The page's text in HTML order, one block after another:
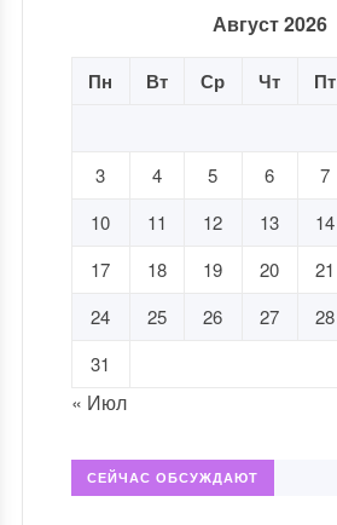
Август 2026
Пн Вт Ср Чт Пт
3
4 5 6 7
10 11 12 13 14
17
18 19 20 21
24
25 26 27 28
31
« Июл
СЕЙЧАС ОБСУЖДАЮТ